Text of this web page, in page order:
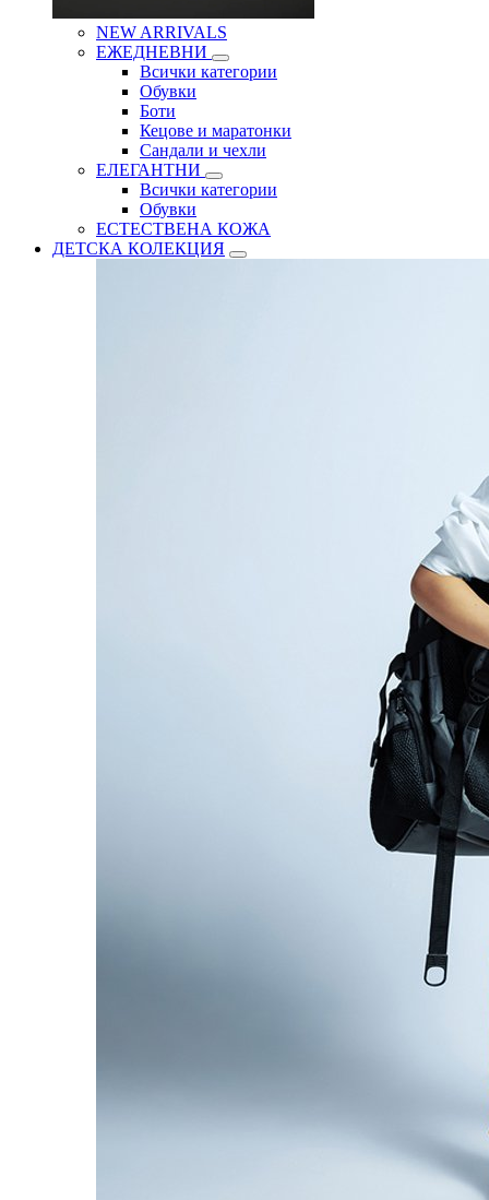
NEW ARRIVALS
ЕЖЕДНЕВНИ
Всички категории
Обувки
Боти
Кецове и маратонки
Сандали и чехли
ЕЛЕГАНТНИ
Всички категории
Обувки
ЕСТЕСТВЕНА КОЖА
ДЕТСКА КОЛЕКЦИЯ